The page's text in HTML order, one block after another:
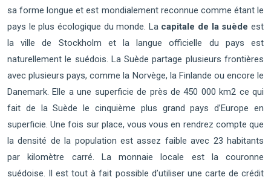
sa forme longue et est mondialement reconnue comme étant le
pays le plus écologique du monde. La capitale de la suèdeest
la ville de Stockholm et la langue officielle du pays est
naturellement le suédois. La Suède partage plusieurs frontières
avec plusieurs pays, comme la Norvège, la Finlande ou encore le
Danemark. Elle a une superficie de près de 450 000 km2 ce qui
fait de la Suède le cinquième plus grand pays d’Europe en
superficie. Une fois sur place, vous vous en rendrez compte que
la densité de la population est assez faible avec 23 habitants
par kilomètre carré. La monnaie locale est la couronne
suédoise. Il est tout à fait possible d’utiliser une carte de crédit